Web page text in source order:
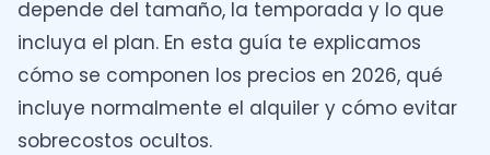
depende del tamaño, la temporada y lo que
incluya el plan. En esta guía te explicamos
cómo se componen los precios en 2026, qué
incluye normalmente el alquiler y cómo evitar
sobrecostos ocultos.